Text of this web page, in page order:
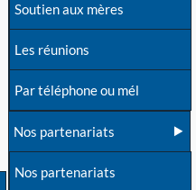
Soutien aux mères
Les réunions
Par téléphone ou mél
Nos partenariats
Nos partenariats